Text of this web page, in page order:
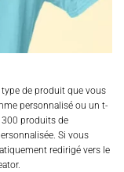
de produit que vous
personnalisé ou un t-
produits de
Si vous
redirigé vers le